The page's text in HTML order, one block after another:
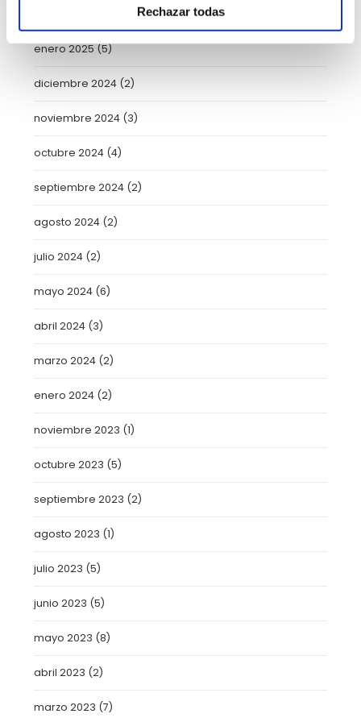
Rechazar todas
enero 2025 (5)
diciembre 2024 (2)
noviembre 2024 (3)
octubre 2024 (4)
septiembre 2024 (2)
agosto 2024 (2)
julio 2024 (2)
mayo 2024 (6)
abril 2024 (3)
marzo 2024 (2)
enero 2024 (2)
noviembre 2023 (1)
octubre 2023 (5)
septiembre 2023 (2)
agosto 2023 (1)
julio 2023 (5)
junio 2023 (5)
mayo 2023 (8)
abril 2023 (2)
marzo 2023 (7)